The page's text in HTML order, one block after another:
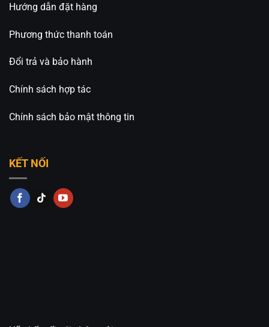
Hướng dẫn đặt hàng
Phương thức thanh toán
Đổi trả và bảo hành
Chính sách hợp tác
Chính sách bảo mật thông tin
KẾT NỐI